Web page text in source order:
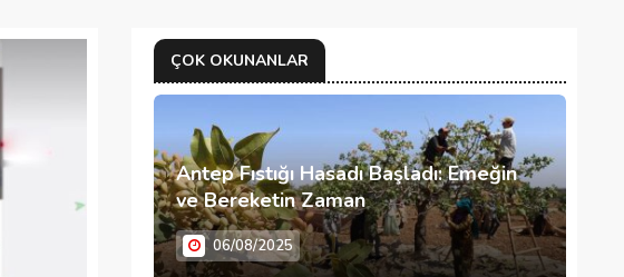
ÇOK OKUNANLAR
Antep Fıstığı Hasadı Başladı: Emeğin
ve Bereketin Zaman
06/08/2025